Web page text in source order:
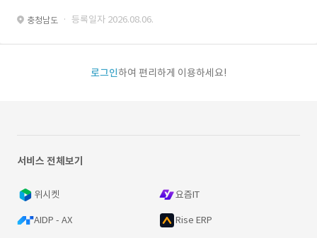
충청남도 · 등록일자 2026.08.06.
로그인하여 편리하게 이용하세요!
서비스 전체보기
위시켓 요즘IT
AIDP - AX Rise ERP